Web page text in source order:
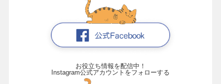
お役立ち情報を配信中！
Instagram公式アカウントをフォローする